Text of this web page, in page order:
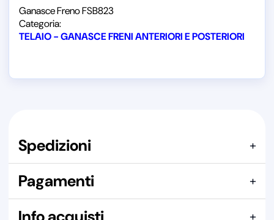
Ganasce Freno FSB823
Categoria:
TELAIO - GANASCE FRENI ANTERIORI E POSTERIORI
Spedizioni +
Indicazione riferita a un singolo pezzo. Il costo effettivo dipende
dalla composizione complessiva dell’ordine.
Spediamo con i seguenti corrieri:
Pagamenti +
+